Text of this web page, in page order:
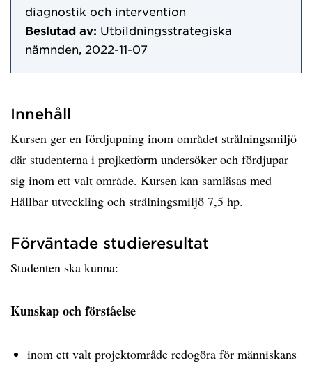
diagnostik och intervention
Beslutad av: Utbildningsstrategiska
nämnden, 2022-11-07
Innehåll
Kursen ger en fördjupning inom området strålningsmiljö
där studenterna i projketform undersöker och fördjupar
sig inom ett valt område. Kursen kan samläsas med
Hållbar utveckling och strålningsmiljö 7,5 hp.
Förväntade studieresultat
Studenten ska kunna:
Kunskap och förståelse
inom ett valt projektområde redogöra för människans